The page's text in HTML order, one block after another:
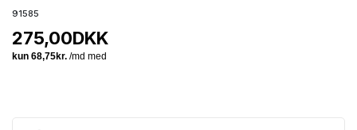
91585
275,00DKK